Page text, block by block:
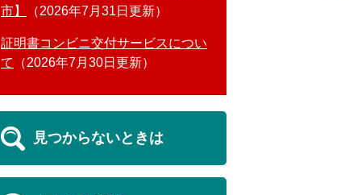
市】
2026年7月31日更新
証明書コンビニ交付サービスについ
て
2026年7月30日更新
見つからないときは